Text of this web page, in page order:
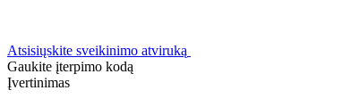
Atsisiųskite sveikinimo atviruką
Gaukite įterpimo kodą
Įvertinimas